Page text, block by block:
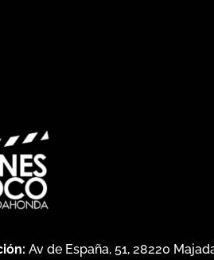
Av de España, 51, 28220